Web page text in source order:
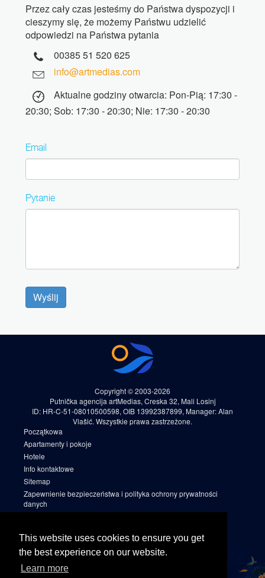
This website uses cookies to ensure you get
the best experience on our website.
Learn more
Przez cały czas jesteśmy do Państwa dyspozycji i
cieszymy się, że możemy Państwu udzielić
odpowiedzi na Państwa pytania
00385 51 520 625
info@artmedias.com
Aktualne godziny otwarcia: Pon-Pią: 17:30 -
20:30; Sob: 17:30 - 20:30; Nie: 17:30 - 20:30
Email
Pytanie
Wyślij
Copyright © 2003-2026
Putnička agencija artMedias, Creska 32, Mali Losinj
ID: HR-C-51-08010500598, OIB 13992387899, Manager: Alan
Vlašić. Wszystkie prawa zastrzeżone.
Początkowa
Apartamenty i pokoje
Hotele
Info kontaktowe
Sitemap
Zapewnienie bezpieczeństwa i polityka ochrony prywatności
danych
Sitemap 2
Facebook
Instagram